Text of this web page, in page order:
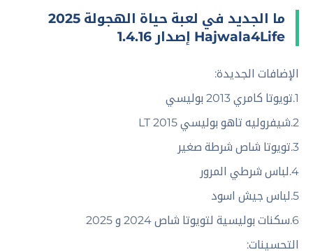
ما الجديد في لعبة حياة الهجولة 2025
Hajwala4Life إصدار 1.4.16
الإضافات الجديدة:
1.تويوتا كامري 2013 بوليسي
2.شيفروليه تاهو بوليسي LT 2015
3.تويوتا شاص شرطة صغير
4.لباس شرطي المرور
5.لباس جيش اسود
6.سكنات بوليسية لتويوتا شاص 2024 و 2025
التحسينات: